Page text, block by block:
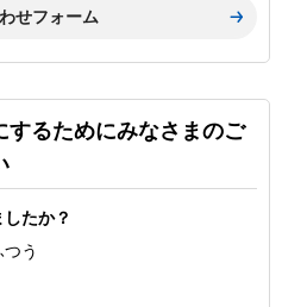
するためにみなさまのご
たか？
う